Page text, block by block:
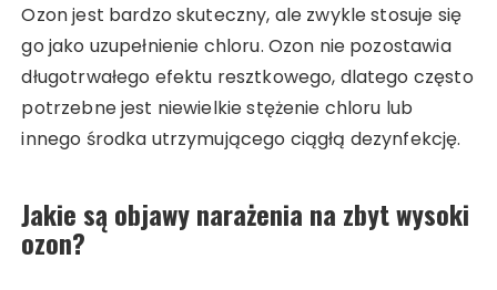
Ozon jest bardzo skuteczny, ale zwykle stosuje się
go jako uzupełnienie chloru. Ozon nie pozostawia
długotrwałego efektu resztkowego, dlatego często
potrzebne jest niewielkie stężenie chloru lub
innego środka utrzymującego ciągłą dezynfekcję.
Jakie są objawy narażenia na zbyt wysoki
ozon?